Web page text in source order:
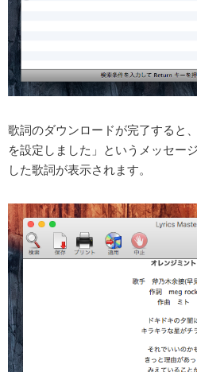
歌詞のダウンロードが完了すると
を設定しました」というメッセー
した歌詞が表示されます。